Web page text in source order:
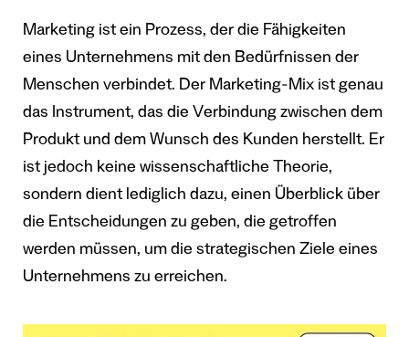
Marketing ist ein Prozess, der die Fähigkeiten
eines Unternehmens mit den Bedürfnissen der
Menschen verbindet. Der Marketing-Mix ist genau
das Instrument, das die Verbindung zwischen dem
Produkt und dem Wunsch des Kunden herstellt. Er
ist jedoch keine wissenschaftliche Theorie,
sondern dient lediglich dazu, einen Überblick über
die Entscheidungen zu geben, die getroffen
werden müssen, um die strategischen Ziele eines
Unternehmens zu erreichen.